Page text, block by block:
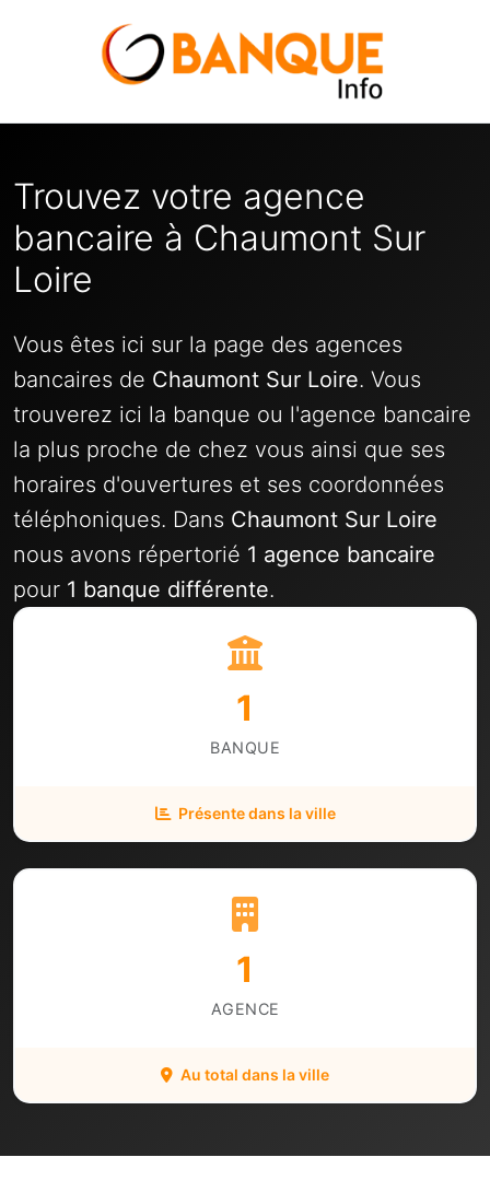
Trouvez votre agence
bancaire à Chaumont Sur
Loire
Vous êtes ici sur la page des agences
bancaires de Chaumont Sur Loire. Vous
trouverez ici la banque ou l'agence bancaire
la plus proche de chez vous ainsi que ses
horaires d'ouvertures et ses coordonnées
téléphoniques. Dans Chaumont Sur Loire
nous avons répertorié 1 agence bancaire
pour 1 banque différente.
1
BANQUE
Présente dans la ville
1
AGENCE
Au total dans la ville